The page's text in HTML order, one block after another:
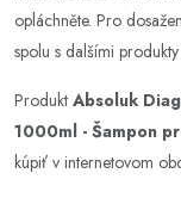
opláchněte. Pro
spolu s dalšími
Produkt Absoluk
1000ml - Šampon
kúpiť v internetovom